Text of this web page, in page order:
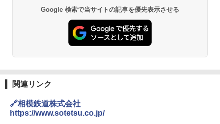
PYKES PEAK (パイクスピーク) 着替えテン
ト プライバシー テント 【中が透けない】 1
人用 折りたたみ 防災グッズ 災害用トイレ ビ
ーチ ピクニック ポップアップテント 携帯 簡
易 トイレテント (ブラック)
テント ワンタッチ RENEW 幅200 2-3人用 43
500002(89232)
防水 UVカット 4段階高さ調整 軽量 収納袋付
き
￥6,459
付き ヒグマ・イノシシ対策 自治体・教育機
関の購入実績 登山・キャンプ・アウトドア・
防災用品 長期保存可能 緊急時用 日本国内発
Google 検索で当サイトの記事を優先表示させる
関連リンク
🔗相模鉄道株式会社
https://www.sotetsu.co.jp/